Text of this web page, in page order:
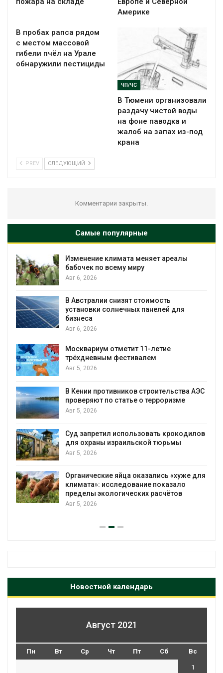
Америке
В пробах рапса рядом
с местом массовой
гибели пчёл на Урале
обнаружили пестициды
ЧП/ЧС
В Тюмени организовали
раздачу чистой воды
на фоне паводка и
жалоб на запах из-под
крана
PREV СЛЕДУЮЩИЙ
Комментарии закрыты.
Самые популярные
климата меняет ареалы
по всему миру
2026
снизят стоимость
солнечных панелей для
2026
отметит 11-летие
фестивалем
2026
противников строительства АЭС
по статье о терроризме
2026
использовать крокодилов
израильской тюрьмы
яйца оказались «хуже для
исследование показало
экологических расчётов
2026
В Японии высаживают
от цунами
Суд
Новостной календарь
Август 2021
Пн Вт Ср Чт Пт Сб Вс
1